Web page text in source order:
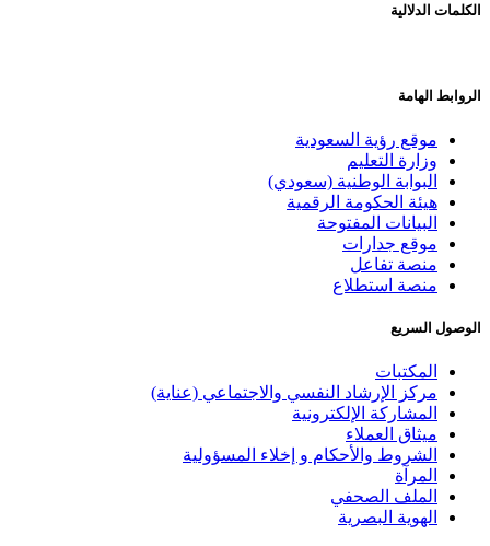
الدلالية
الهامة
موقع رؤية السعودية
وزارة التعليم
البوابة الوطنية (سعودي)
هيئة الحكومة الرقمية
البيانات المفتوحة
موقع جدارات
منصة تفاعل
منصة استطلاع
السريع
المكتبات
مركز الإرشاد النفسي والاجتماعي (عناية)
المشاركة الإلكترونية
ميثاق العملاء
الشروط والأحكام و إخلاء المسؤولية
المرآة
الملف الصحفي
الهوية البصرية